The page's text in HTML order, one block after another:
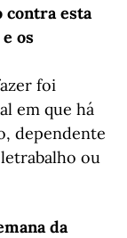
contra esta
os
foi
em que há
dependente
ou
da